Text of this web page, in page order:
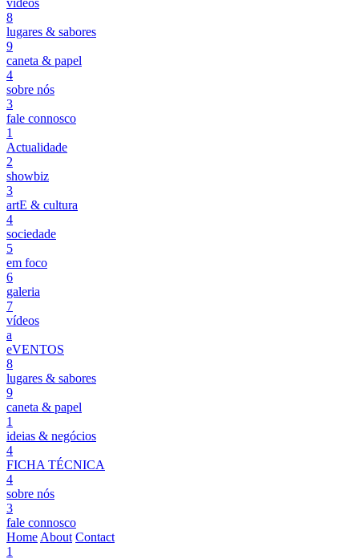
vídeos
8
lugares & sabores
9
caneta & papel
4
sobre nós
3
fale connosco
1
Actualidade
2
showbiz
3
artE & cultura
4
sociedade
5
em foco
6
galeria
7
vídeos
a
eVENTOS
8
lugares & sabores
9
caneta & papel
1
ideias & negócios
4
FICHA TÉCNICA
4
sobre nós
3
fale connosco
Home About Contact
1